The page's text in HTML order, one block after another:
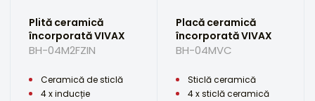
Plită ceramică
încorporată VIVAX
BH-04M2FZIN
Ceramică de sticlă
4 x inducție
Placă ceramică
încorporată VIVAX
BH-04MVC
Sticlă ceramică
4 x sticlă ceramică